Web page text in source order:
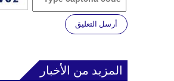
أرسل التعليق
المزيد من الأخبار